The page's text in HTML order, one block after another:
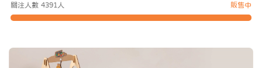
關注人數 4391人 販售中